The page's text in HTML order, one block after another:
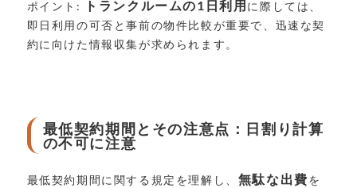
ポイント: トランクルームの1日利用に際しては、
即日利用の可否と事前の物件比較が重要で、迅速な契
約に向けた情報収集が求められます。
最低契約期間とその注意点：日割り計算
の不可に注意
最低契約期間に関する規定を理解し、 無駄な出費を